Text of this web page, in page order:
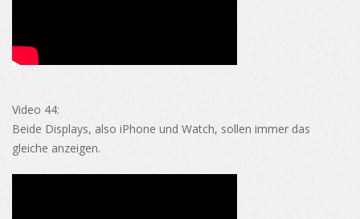
Video 44:
Beide Displays, also iPhone und Watch, sollen immer das
gleiche anzeigen.